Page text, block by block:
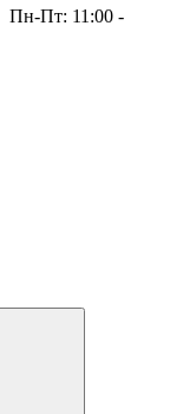
Пн-Пт: 11:00 -